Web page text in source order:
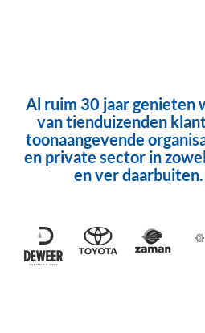
Al ruim 30 jaar genieten
van tienduizenden
toonaangevende
en private sector in
en ver